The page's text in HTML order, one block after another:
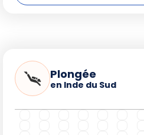
Plongée
en Inde du Sud